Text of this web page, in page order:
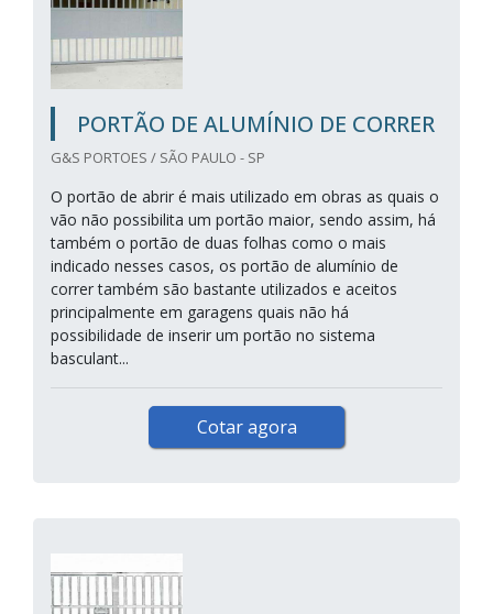
PORTÃO DE ALUMÍNIO DE CORRER
G&S PORTOES / SÃO PAULO - SP
O portão de abrir é mais utilizado em obras as quais o
vão não possibilita um portão maior, sendo assim, há
também o portão de duas folhas como o mais
indicado nesses casos, os portão de alumínio de
correr também são bastante utilizados e aceitos
principalmente em garagens quais não há
possibilidade de inserir um portão no sistema
basculant...
Cotar agora